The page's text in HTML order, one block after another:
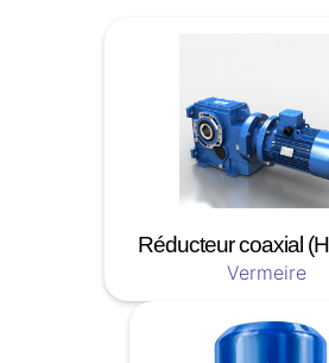
Réducteur coaxial
Vermeire